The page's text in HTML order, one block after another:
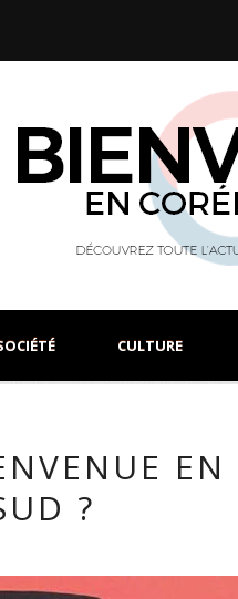
CULTURE
EN
?